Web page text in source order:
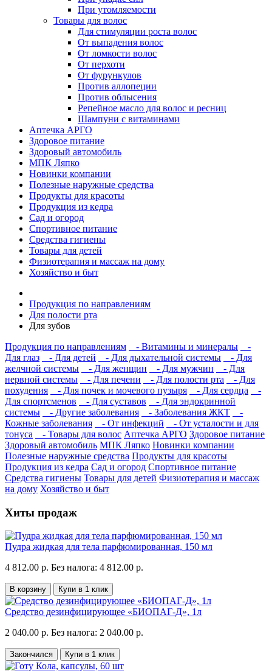
При утомляемости
Товары для волос
Для стимуляции роста волос
От выпадения волос
От ломкости волос
От перхоти
От фурункулов
Против аллопеции
Против облысения
Репейное масло для волос и ресниц
Шампуни с витаминами
Аптечка АРГО
Здоровое питание
Здоровый автомобиль
МПК Ляпко
Новинки компании
Полезные наружные средства
Продукты для красоты
Продукция из кедра
Сад и огород
Спортивное питание
Средства гигиены
Товары для детей
Физиотерапия и массаж на дому
Хозяйство и быт
Продукция по направлениям
Для полости рта
Для зубов
Продукция по направлениям
- Витамины и минералы
-
Для глаз
- Для детей - Для дыхательной системы
- Для
желчной системы
- Для женщин - Для мужчин
- Для
нервной системы
- Для печени - Для полости рта
- Для
похудения
- Для почек и мочевого пузыря - Для сердца
-
Для спортсменов
- Для суставов
- Для эндокринной
системы
- Другие заболевания - Заболевания ЖКТ
-
Кожные заболевания
- От инфекций
- От усталости и для
тонуса
- Товары для волос Аптечка АРГО Здоровое питание
Здоровый автомобиль МПК Ляпко Новинки компании
Полезные наружные средства Продукты для красоты
Продукция из кедра Сад и огород Спортивное питание
Средства гигиены Товары для детей Физиотерапия и массаж
на дому Хозяйство и быт
Хиты продаж
Пудра жидкая для тела парфюмированная, 150 мл
4 812.00 р. Без налога: 4 812.00 р.
В корзину Купи в 1 клик
Средство дезинфицирующее «БИОПАГ-Д», 1л
2 040.00 р. Без налога: 2 040.00 р.
Закончился Купи в 1 клик